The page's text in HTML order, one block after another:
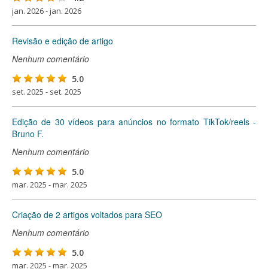
jan. 2026 - jan. 2026
Revisão e edição de artigo
Nenhum comentário
5.0
set. 2025 - set. 2025
Edição de 30 vídeos para anúncios no formato TikTok/reels -
Bruno F.
Nenhum comentário
5.0
mar. 2025 - mar. 2025
Criação de 2 artigos voltados para SEO
Nenhum comentário
5.0
mar. 2025 - mar. 2025